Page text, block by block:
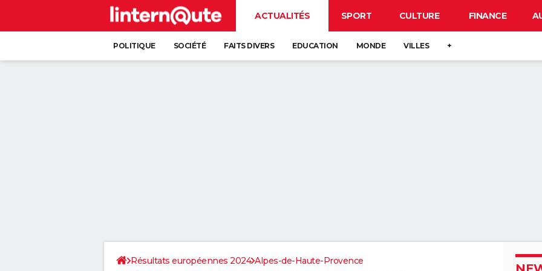
ACTUALITÉS SPORT CULTURE FINANCE
POLITIQUE SOCIÉTÉ FAITS DIVERS EDUCATION MONDE VILLES +
Résultats européennes 2024 Alpes-de-Haute-Provence